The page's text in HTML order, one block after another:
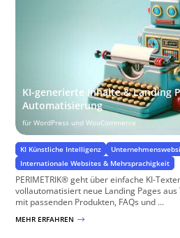
KI-generierte Inhalte & Landing
Automatisierung
für WordPress und WooCommerce
KI Künstliche Intelligenz
Internationale Websites & Mehrsprachigkeit
PERIMETRIK® geht über einfache KI-
vollautomatisiert neue Landing Pages
mit passenden Produkten, FAQs und ...
MEHR ERFAHREN $